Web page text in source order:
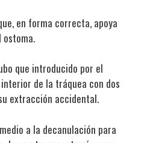
en forma correcta, apoya
ostoma.
que introducido por el
de la tráquea con dos
extracción accidental.
a la decanulación para